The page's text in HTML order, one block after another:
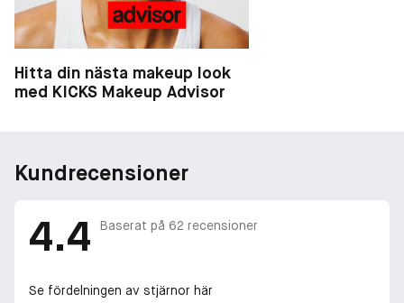
Hitta din nästa makeup look
med KICKS Makeup Advisor
Kundrecensioner
4.4 Baserat på 62 recensioner
Se fördelningen av stjärnor här